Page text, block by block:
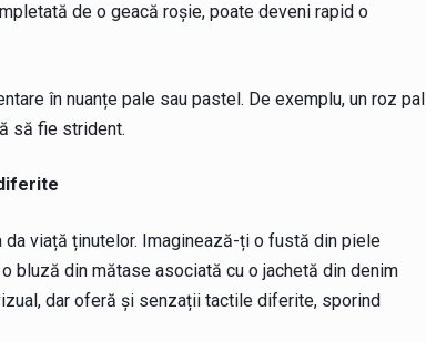
de o geacă roșie, poate deveni rapid o
în nuanțe pale sau pastel. De exemplu, un roz pal
să fie strident.
viață ținutelor. Imaginează-ți o fustă din piele
bluză din mătase asociată cu o jachetă din denim
dar oferă și senzații tactile diferite, sporind